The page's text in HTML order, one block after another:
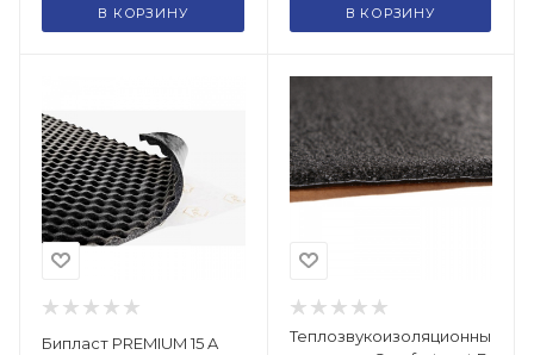
В КОРЗИНУ В КОРЗИНУ
Бипласт PREMIUM 15 A
Теплозвукоизоляционный